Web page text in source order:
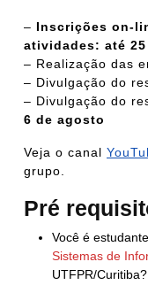
– Inscrições on-
atividades: até
– Realização das
– Divulgação do
– Divulgação do
6 de agosto
Veja o canal
grupo.
Pré
Você é
Sistemas de
UTFPR/Curitiba?